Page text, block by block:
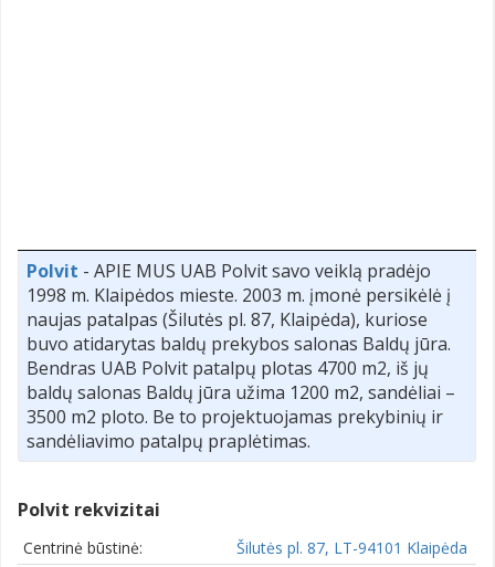
Polvit - APIE MUS UAB Polvit savo veiklą pradėjo
1998 m. Klaipėdos mieste. 2003 m. įmonė persikėlė į
naujas patalpas (Šilutės pl. 87, Klaipėda), kuriose
buvo atidarytas baldų prekybos salonas Baldų jūra.
Bendras UAB Polvit patalpų plotas 4700 m2, iš jų
baldų salonas Baldų jūra užima 1200 m2, sandėliai –
3500 m2 ploto. Be to projektuojamas prekybinių ir
sandėliavimo patalpų praplėtimas.
Polvit rekvizitai
Centrinė būstinė:
Šilutės pl. 87, LT-94101 Klaipėda